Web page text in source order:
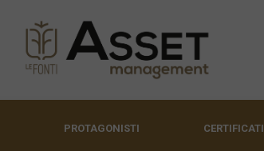
PROTAGONISTI CERTIFICATI